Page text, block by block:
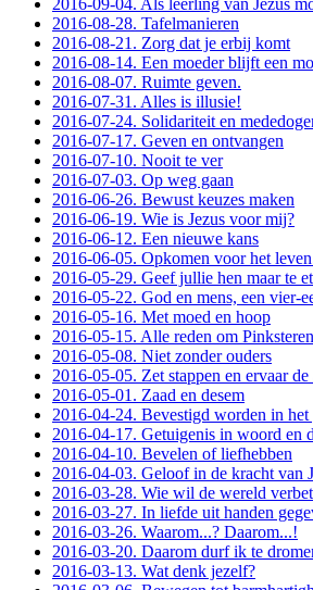
2016-09-04. Als leerling van Jezus
2016-08-28. Tafelmanieren
2016-08-21. Zorg dat je erbij komt
2016-08-14. Een moeder blijft een
2016-08-07. Ruimte geven.
2016-07-31. Alles is illusie!
2016-07-24. Solidariteit en
2016-07-17. Geven en ontvangen
2016-07-10. Nooit te ver
2016-07-03. Op weg gaan
2016-06-26. Bewust keuzes maken
2016-06-19. Wie is Jezus voor mij?
2016-06-12. Een nieuwe kans
2016-06-05. Opkomen voor het
2016-05-29. Geef jullie hen maar te
2016-05-22. God en mens, een vier-
2016-05-16. Met moed en hoop
2016-05-15. Alle reden om
2016-05-08. Niet zonder ouders
2016-05-05. Zet stappen en ervaar
2016-05-01. Zaad en desem
2016-04-24. Bevestigd worden in het
2016-04-17. Getuigenis in woord en
2016-04-10. Bevelen of liefhebben
2016-04-03. Geloof in de kracht van
2016-03-28. Wie wil de wereld
2016-03-27. In liefde uit handen
2016-03-26. Waarom...? Daarom...!
2016-03-20. Daarom durf ik te
2016-03-13. Wat denk jezelf?